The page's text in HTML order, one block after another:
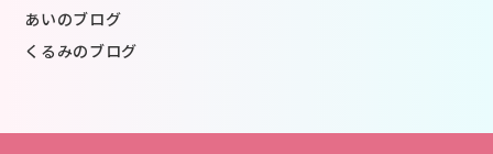
あいのブログ
くるみのブログ